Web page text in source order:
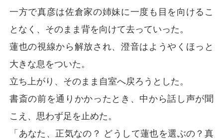
一方で真彦は佐倉家の姉妹に一度も目を向けるこ
となく、そのまま背を向けて去っていった。
蓮也の視線から解放され、澄音はようやくほっと
大きな息をついた。
立ち上がり、そのまま自室へ戻ろうとした。
書斎の前を通りかかったとき、中から話し声が聞
こえ、思わず足を止めた。
「あなた、正気なの？ どうして蓮也を選ぶの？真